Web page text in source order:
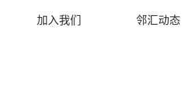
加入我们 邻汇动态